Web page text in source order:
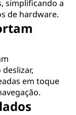
simplificando a
de hardware.
em toque